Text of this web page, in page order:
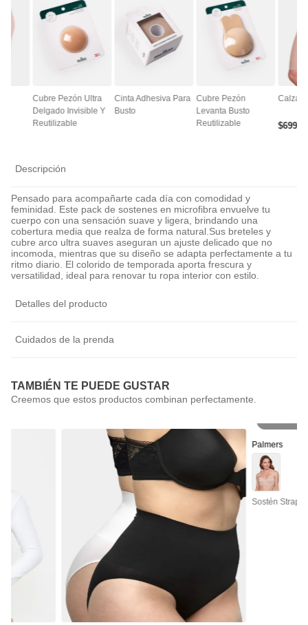
Cubre Pezón Ultra
Delgado Invisible Y
Reutilizable
Cinta Adhesiva Para
Busto
Cubre Pezón
Levanta Busto
Reutilizable
Calza
$6990
Descripción
Pensado para acompañarte cada día con comodidad y
feminidad. Este pack de sostenes en microfibra envuelve tu
cuerpo con una sensación suave y ligera, brindando una
cobertura media que realza de forma natural.Sus breteles y
cubre arco ultra suaves aseguran un ajuste delicado que no
incomoda, mientras que su diseño se adapta perfectamente a tu
ritmo diario. El colorido de temporada aporta frescura y
versatilidad, ideal para renovar tu ropa interior con estilo.
Detalles del producto
Cuidados de la prenda
TAMBIÉN TE PUEDE GUSTAR
Palmers
Sostén